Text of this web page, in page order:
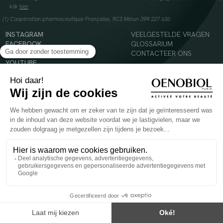
klik hier
(1) Coopération pharmaceutique Française, RCS Melun 399 227 636
INSTAGRAM
FACEBOOK
TIKTOK
YOUTUBE
VEELGESTELDE VRAGEN
GLOSSARIUM
CONTACTEER ONS
Voedingssupplement dat moet worden geconsumeerd als onderdeel van een gevarieerde,
evenwichtige voeding en een gezonde levensstijl. Aanbevolen dagelijkse dosis niet
overschrijden. Enkel voor volwassenen, buiten het bereik van kinderen houden.